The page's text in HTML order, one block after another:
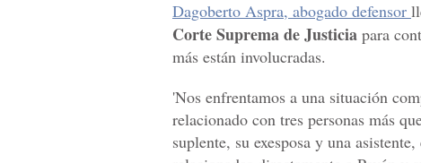
Dagoberto Aspra, abogado defensor
Corte Suprema de Justicia para
más están involucradas.
'Nos enfrentamos a una situación
relacionado con tres personas más
suplente, su exesposa y una